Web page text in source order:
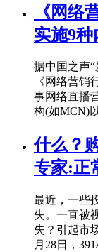
《网络
实施9
据中国之声
《网络营销
事网络直播
构(如MCN)
什么？
专家:正
最近，一些
失。一直被
失？引起市
月28日，